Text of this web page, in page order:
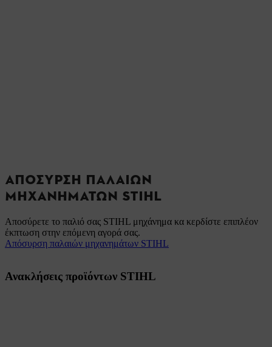
ΑΠΌΣΥΡΣΗ ΠΑΛΑΙΏΝ
ΜΗΧΑΝΗΜΆΤΩΝ STIHL
Αποσύρετε το παλιό σας STIHL μηχάνημα κα κερδίστε επιπλέον
έκπτωση στην επόμενη αγορά σας.
Απόσυρση παλαιών μηχανημάτων STIHL
Ανακλήσεις προϊόντων STIHL